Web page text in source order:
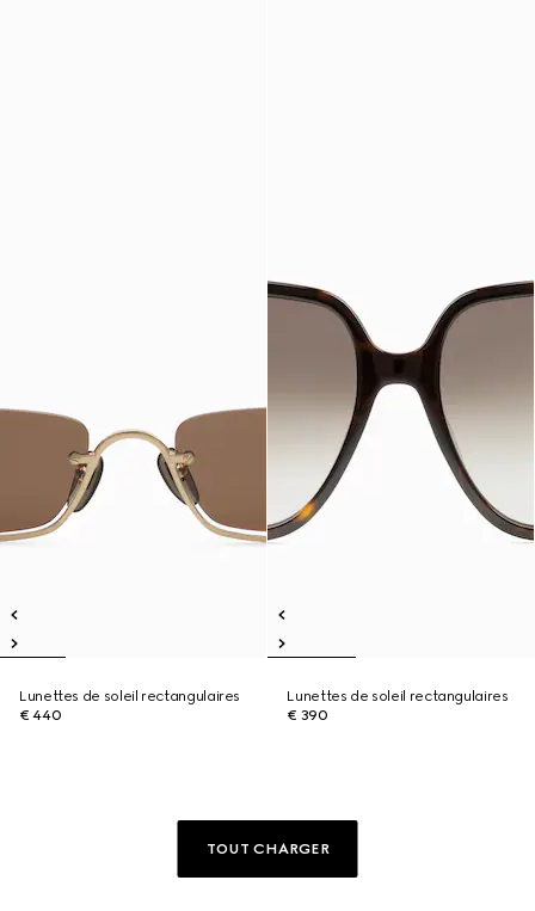
Lunettes de soleil rectangulaires
€ 440
Lunettes de soleil rectangulaires
€ 390
TOUT CHARGER